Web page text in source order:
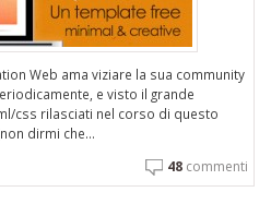
Web ama viziare la sua community
e visto il grande
css rilasciati nel corso di questo
dirmi che...
48 commenti